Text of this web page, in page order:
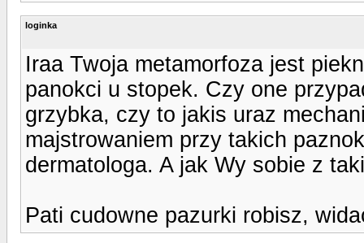
loginka
Iraa Twoja metamorfoza jest
panokci u stopek. Czy one
grzybka, czy to jakis uraz
majstrowaniem przy takich
dermatologa. A jak Wy sobie z
Pati cudowne pazurki robisz,